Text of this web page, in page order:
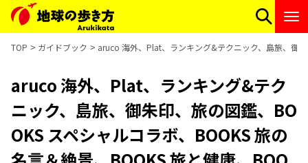
TOP ガイドブック aruco 海外、Plat、ランキング&テクニック、島旅、御
aruco 海外、Plat、ランキング&テク
ニック、島旅、御朱印、旅の図鑑、BO
OKS スペシャルコラボ、BOOKS 旅の